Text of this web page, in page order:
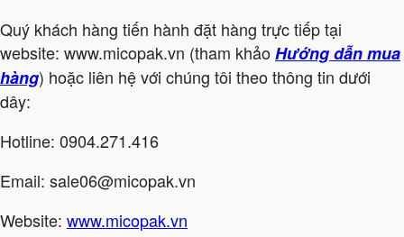
Quý khách hàng tiến hành đặt hàng trực tiếp tại
website: www.micopak.vn (tham khảoHướng dẫn mua
hàng) hoặc liên hệ với chúng tôi theo thông tin dưới
dây:
Hotline: 0904.271.416
Email: sale06@micopak.vn
Website: www.micopak.vn